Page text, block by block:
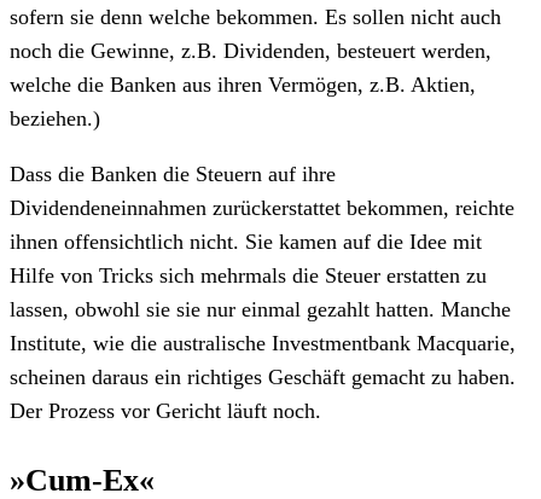
sofern sie denn welche bekommen. Es sollen nicht auch
noch die Gewinne, z.B. Dividenden, besteuert werden,
welche die Banken aus ihren Vermögen, z.B. Aktien,
beziehen.)
Dass die Banken die Steuern auf ihre
Dividendeneinnahmen zurückerstattet bekommen, reichte
ihnen offensichtlich nicht. Sie kamen auf die Idee mit
Hilfe von Tricks sich mehrmals die Steuer erstatten zu
lassen, obwohl sie sie nur einmal gezahlt hatten. Manche
Institute, wie die australische Investmentbank Macquarie,
scheinen daraus ein richtiges Geschäft gemacht zu haben.
Der Prozess vor Gericht läuft noch.
»Cum-Ex«